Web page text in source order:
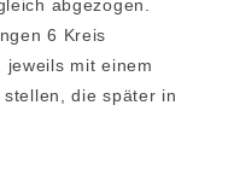
abgezogen.
6 Kreis
jeweils mit einem
die später in